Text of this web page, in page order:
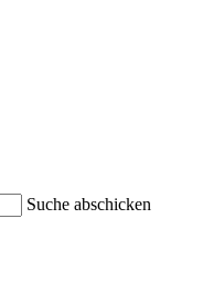
Suche abschicken